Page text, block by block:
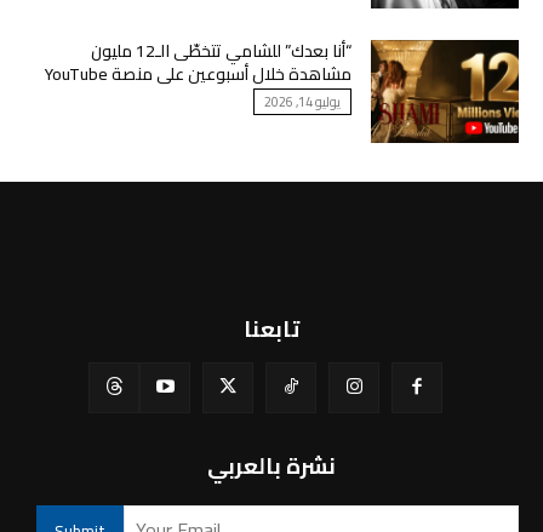
“أنا بعدك” للشامي تتخطّى الـ12 مليون
مشاهدة خلال أسبوعين على منصة YouTube
يوليو 14, 2026
تابعنا
نشرة بالعربي